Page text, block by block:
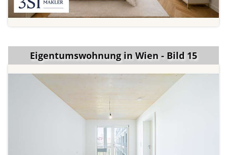
Eigentumswohnung in Wien - Bild 15